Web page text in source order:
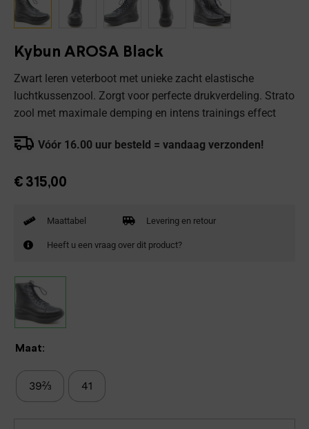
Kybun AROSA Black
Zwart leren veterboot met unieke zacht elastische
luchtkussenzool. Zorgt voor perfecte drukverdeling. Strato
zool met maximale demping en intens trainings effect
Vóór 16.00 uur besteld = vandaag verzonden!
€ 315,00
Maattabel Levering en retour
Heeft u een vraag over dit product?
Maat:
39⅔ 41